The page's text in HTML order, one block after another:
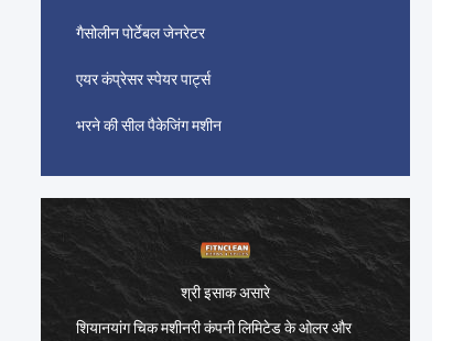
गैसोलीन पोर्टेबल जेनरेटर
एयर कंप्रेसर स्पेयर पार्ट्स
भरने की सील पैकेजिंग मशीन
श्री इसाक असारे
शियानयांग चिक मशीनरी कंपनी लिमिटेड के ओलर और